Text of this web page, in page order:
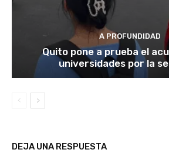
A PROFUNDIDAD
Quito pone a prueba el
universidades por la
DEJA UNA RESPUESTA